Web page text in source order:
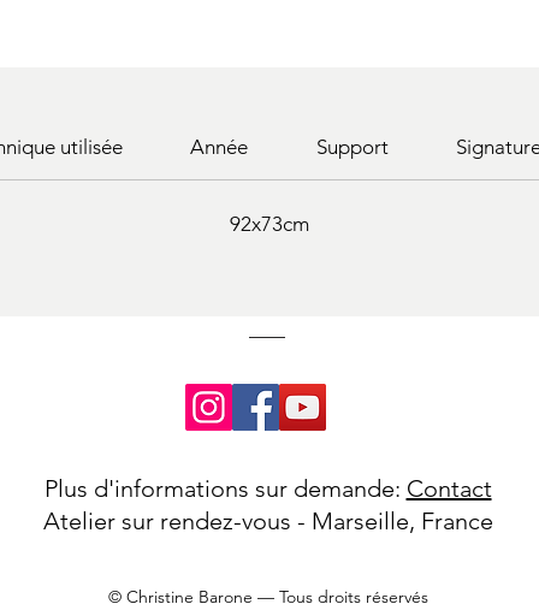
utilisée Année Support
92x73cm
Plus d'informations sur demande: Contact
Atelier sur rendez-vous - Marseille, France
© Christine Barone — Tous droits réservés